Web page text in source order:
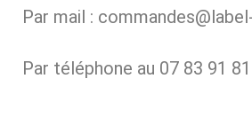
Par mail :
Par téléphone au 07 83 91